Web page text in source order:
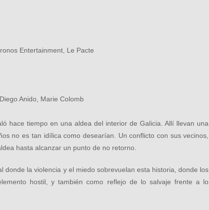
Entertainment, Le Pacte
Anido, Marie Colomb
hace tiempo en una aldea del interior de Galicia. Allí llevan una
no es tan idílica como desearían. Un conflicto con sus vecinos,
hasta alcanzar un punto de no retorno.
donde la violencia y el miedo sobrevuelan esta historia, donde los
hostil, y también como reflejo de lo salvaje frente a lo